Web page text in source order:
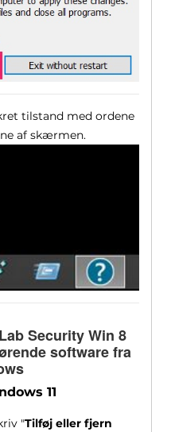
tilstand med ordene
af skærmen.
Security Win 8
software fra
11
"Tilføj eller fjern